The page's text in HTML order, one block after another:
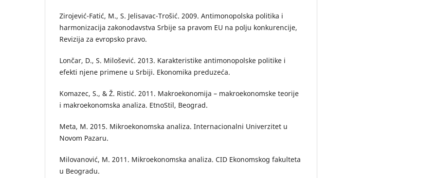
Zirojević-Fatić, M., S. Jelisavac-Trošić. 2009. Antimonopolska politika i
harmonizacija zakonodavstva Srbije sa pravom EU na polju konkurencije,
Revizija za evropsko pravo.
Lončar, D., S. Milošević. 2013. Karakteristike antimonopolske politike i
efekti njene primene u Srbiji. Ekonomika preduzeća.
Komazec, S., & Ž. Ristić. 2011. Makroekonomija – makroekonomske teorije
i makroekonomska analiza. EtnoStil, Beograd.
Meta, M. 2015. Mikroekonomska analiza. Internacionalni Univerzitet u
Novom Pazaru.
Milovanović, M. 2011. Mikroekonomska analiza. CID Ekonomskog fakulteta
u Beogradu.